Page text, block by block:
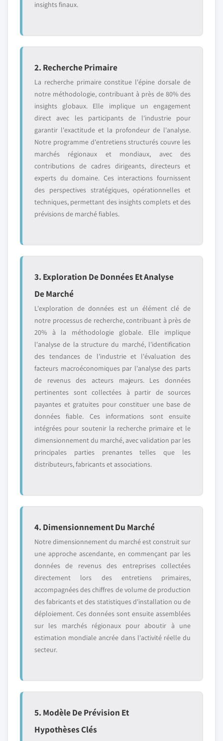
insights finaux.
2. Recherche Primaire
La recherche primaire constitue l'épine dorsale de
notre méthodologie, contribuant à près de 80% des
insights globaux. Elle implique un engagement
direct avec les participants de l'industrie pour
garantir l'exactitude et la profondeur de l'analyse.
Notre programme d'entretiens structurés couvre les
marchés régionaux et mondiaux, avec des
contributions de cadres dirigeants, directeurs et
experts du domaine. Ces interactions fournissent
des perspectives stratégiques, opérationnelles et
techniques, permettant des insights complets et des
prévisions de marché fiables.
3. Exploration De Données Et Analyse
De Marché
L'exploration de données est un élément clé de
notre processus de recherche, contribuant à près de
20% à la méthodologie globale. Elle implique
l'analyse de la structure du marché, l'identification
des tendances de l'industrie et l'évaluation des
facteurs macroéconomiques par l'analyse des parts
de revenus des acteurs majeurs. Les données
pertinentes sont collectées à partir de sources
payantes et gratuites pour constituer une base de
données fiable. Ces informations sont ensuite
intégrées pour soutenir la recherche primaire et le
dimensionnement du marché, avec validation par les
principales parties prenantes telles que les
distributeurs, fabricants et associations.
4. Dimensionnement Du Marché
Notre dimensionnement du marché est construit sur
une approche ascendante, en commençant par les
données de revenus des entreprises collectées
directement lors des entretiens primaires,
accompagnées des chiffres de volume de production
des fabricants et des statistiques d'installation ou de
déploiement. Ces données sont ensuite assemblées
sur les marchés régionaux pour aboutir à une
estimation mondiale ancrée dans l'activité réelle du
secteur.
5. Modèle De Prévision Et
Hypothèses Clés